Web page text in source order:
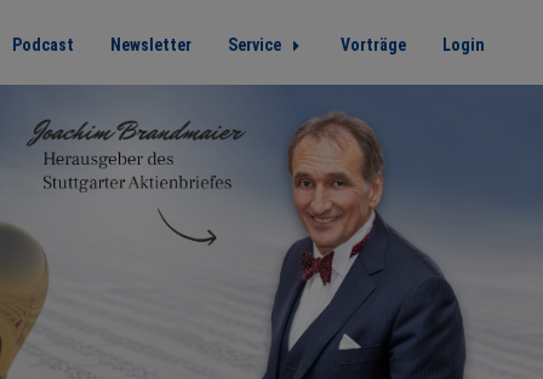
Podcast Newsletter Service Vorträge Login